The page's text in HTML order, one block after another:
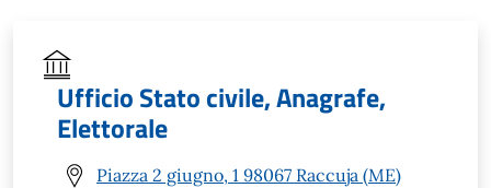
Ufficio Stato civile, Anagrafe,
Elettorale
Piazza 2 giugno, 1 98067 Raccuja (ME)